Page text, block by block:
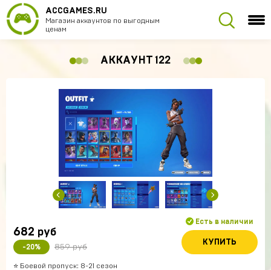
ACCGAMES.RU
Магазин аккаунтов по выгодным
ценам
АККАУНТ 122
682 руб
-20% 859 руб
Есть в наличии
КУПИТЬ
⭐️ Боевой пропуск: 8-21 сезон